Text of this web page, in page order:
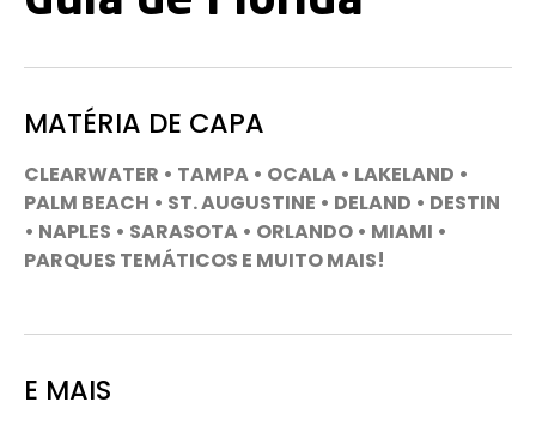
MATÉRIA DE CAPA
CLEARWATER • TAMPA • OCALA • LAKELAND •
PALM BEACH • ST. AUGUSTINE • DELAND • DESTIN
• NAPLES • SARASOTA • ORLANDO • MIAMI •
PARQUES TEMÁTICOS E MUITO MAIS!
E MAIS